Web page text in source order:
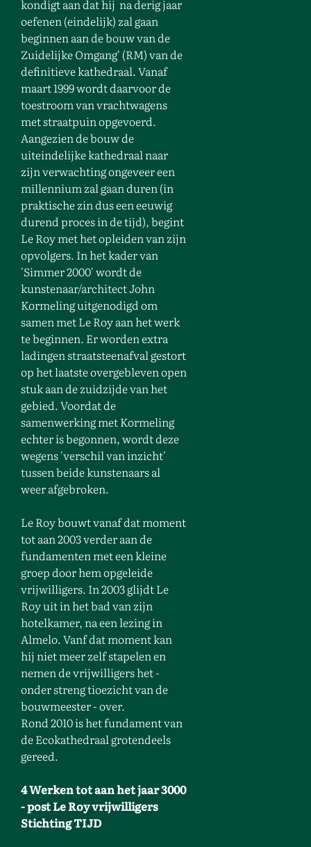
kondigt aan dat hij na derig jaar
oefenen (eindelijk) zal gaan
beginnen aan de bouw van de
Zuidelijke Omgang' (RM) van de
definitieve kathedraal. Vanaf
maart 1999 wordt daarvoor de
toestroom van vrachtwagens
met straatpuin opgevoerd.
Aangezien de bouw de
uiteindelijke kathedraal naar
zijn verwachting ongeveer een
millennium zal gaan duren (in
praktische zin dus een eeuwig
durend proces in de tijd), begint
Le Roy met het opleiden van zijn
opvolgers. In het kader van
'Simmer 2000' wordt de
kunstenaar/architect John
Kormeling uitgenodigd om
samen met Le Roy aan het werk
te beginnen. Er worden extra
ladingen straatsteenafval gestort
op het laatste overgebleven open
stuk aan de zuidzijde van het
gebied. Voordat de
samenwerking met Kormeling
echter is begonnen, wordt deze
wegens 'verschil van inzicht'
tussen beide kunstenaarsal
weer afgebroken.
Le Roy bouwt vanaf dat moment
tot aan 2003 verder aan de
fundamenten met een kleine
groep door hem opgeleide
vrijwilligers. In 2003 glijdt Le
Roy uit in het bad van zijn
hotelkamer, na een lezing in
Almelo. Vanf dat moment kan
hij niet meer zelf stapelen en
nemen de vrijwilligers het -
onder streng tioezicht van de
bouwmeester - over.
Rond 2010 is het fundament van
de Ecokathedraal grotendeels
gereed.
4 Werken tot aan het jaar 3000
- post Le Roy vrijwilligers
Stichting TIJD